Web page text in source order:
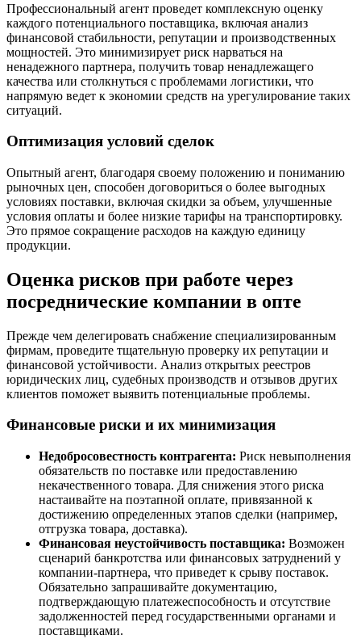
Профессиональный агент проведет комплексную оценку
каждого потенциального поставщика, включая анализ
финансовой стабильности, репутации и производственных
мощностей. Это минимизирует риск нарваться на
ненадежного партнера, получить товар ненадлежащего
качества или столкнуться с проблемами логистики, что
напрямую ведет к экономии средств на урегулирование таких
ситуаций.
Оптимизация условий сделок
Опытный агент, благодаря своему положению и пониманию
рыночных цен, способен договориться о более выгодных
условиях поставки, включая скидки за объем, улучшенные
условия оплаты и более низкие тарифы на транспортировку.
Это прямое сокращение расходов на каждую единицу
продукции.
Оценка рисков при работе через
посреднические компании в опте
Прежде чем делегировать снабжение специализированным
фирмам, проведите тщательную проверку их репутации и
финансовой устойчивости. Анализ открытых реестров
юридических лиц, судебных производств и отзывов других
клиентов поможет выявить потенциальные проблемы.
Финансовые риски и их минимизация
Недобросовестность контрагента: Риск невыполнения
обязательств по поставке или предоставлению
некачественного товара. Для снижения этого риска
настаивайте на поэтапной оплате, привязанной к
достижению определенных этапов сделки (например,
отгрузка товара, доставка).
Финансовая неустойчивость поставщика: Возможен
сценарий банкротства или финансовых затруднений у
компании-партнера, что приведет к срыву поставок.
Обязательно запрашивайте документацию,
подтверждающую платежеспособность и отсутствие
задолженностей перед государственными органами и
поставщиками.